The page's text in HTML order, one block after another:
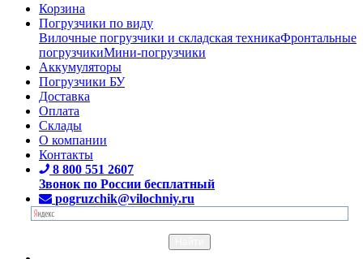
Корзина
Погрузчики по виду
Вилочные погрузчики и складская техникаФронтальные
погрузчикиМини-погрузчики
Аккумуляторы
Погрузчики БУ
Доставка
Оплата
Склады
О компании
Контакты
8 800 551 2607
Звонок по России бесплатный
pogruzchik@vilochniy.ru